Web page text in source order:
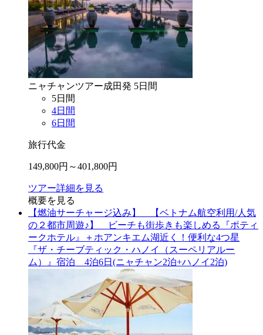
ニャチャンツアー成田発 5日間
5日間
4日間
6日間
旅行代金
149,800円～401,800円
ツアー詳細を見る
概要を見る
【燃油サーチャージ込み】 【ベトナム航空利用/人気
の２都市周遊♪】 ビーチも街歩きも楽しめる『ポティ
ークホテル』＋ホアンキエム湖近く！便利な4つ星
『ザ・チーブティック・ハノイ（スーペリアルー
ム）』宿泊 4泊6日(ニャチャン2泊+ハノイ2泊)